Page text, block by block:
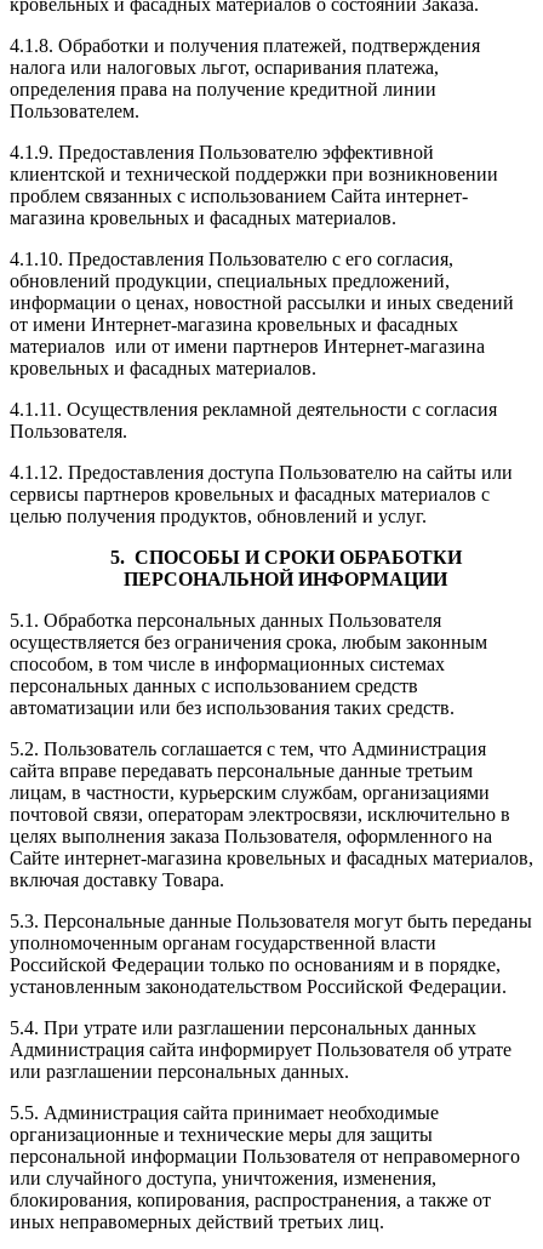
4.1.8. Обработки и получения платежей, подтверждения
налога или налоговых льгот, оспаривания платежа,
определения права на получение кредитной линии
Пользователем.
4.1.9. Предоставления Пользователю эффективной
клиентской и технической поддержки при возникновении
проблем связанных с использованием Сайта интернет-
магазина кровельных и фасадных материалов.
4.1.10. Предоставления Пользователю с его согласия,
обновлений продукции, специальных предложений,
информации о ценах, новостной рассылки и иных сведений
от имени Интернет-магазина кровельных и фасадных
материалов или от имени партнеров Интернет-магазина
кровельных и фасадных материалов.
4.1.11. Осуществления рекламной деятельности с согласия
Пользователя.
4.1.12. Предоставления доступа Пользователю на сайты или
сервисы партнеров кровельных и фасадных материалов с
целью получения продуктов, обновлений и услуг.
5. СПОСОБЫ И СРОКИ ОБРАБОТКИ
ПЕРСОНАЛЬНОЙ ИНФОРМАЦИИ
5.1. Обработка персональных данных Пользователя
осуществляется без ограничения срока, любым законным
способом, в том числе в информационных системах
персональных данных с использованием средств
автоматизации или без использования таких средств.
5.2. Пользователь соглашается с тем, что Администрация
сайта вправе передавать персональные данные третьим
лицам, в частности, курьерским службам, организациями
почтовой связи, операторам электросвязи, исключительно в
целях выполнения заказа Пользователя, оформленного на
Сайте интернет-магазина кровельных и фасадных материалов,
включая доставку Товара.
5.3. Персональные данные Пользователя могут быть переданы
уполномоченным органам государственной власти
Российской Федерации только по основаниям и в порядке,
установленным законодательством Российской Федерации.
5.4. При утрате или разглашении персональных данных
Администрация сайта информирует Пользователя об утрате
или разглашении персональных данных.
5.5. Администрация сайта принимает необходимые
организационные и технические меры для защиты
персональной информации Пользователя от неправомерного
или случайного доступа, уничтожения, изменения,
блокирования, копирования, распространения, а также от
иных неправомерных действий третьих лиц.